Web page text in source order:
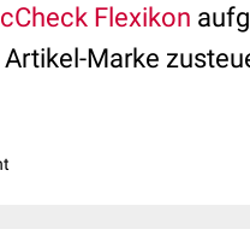
Flexikon
Artikel-Marke